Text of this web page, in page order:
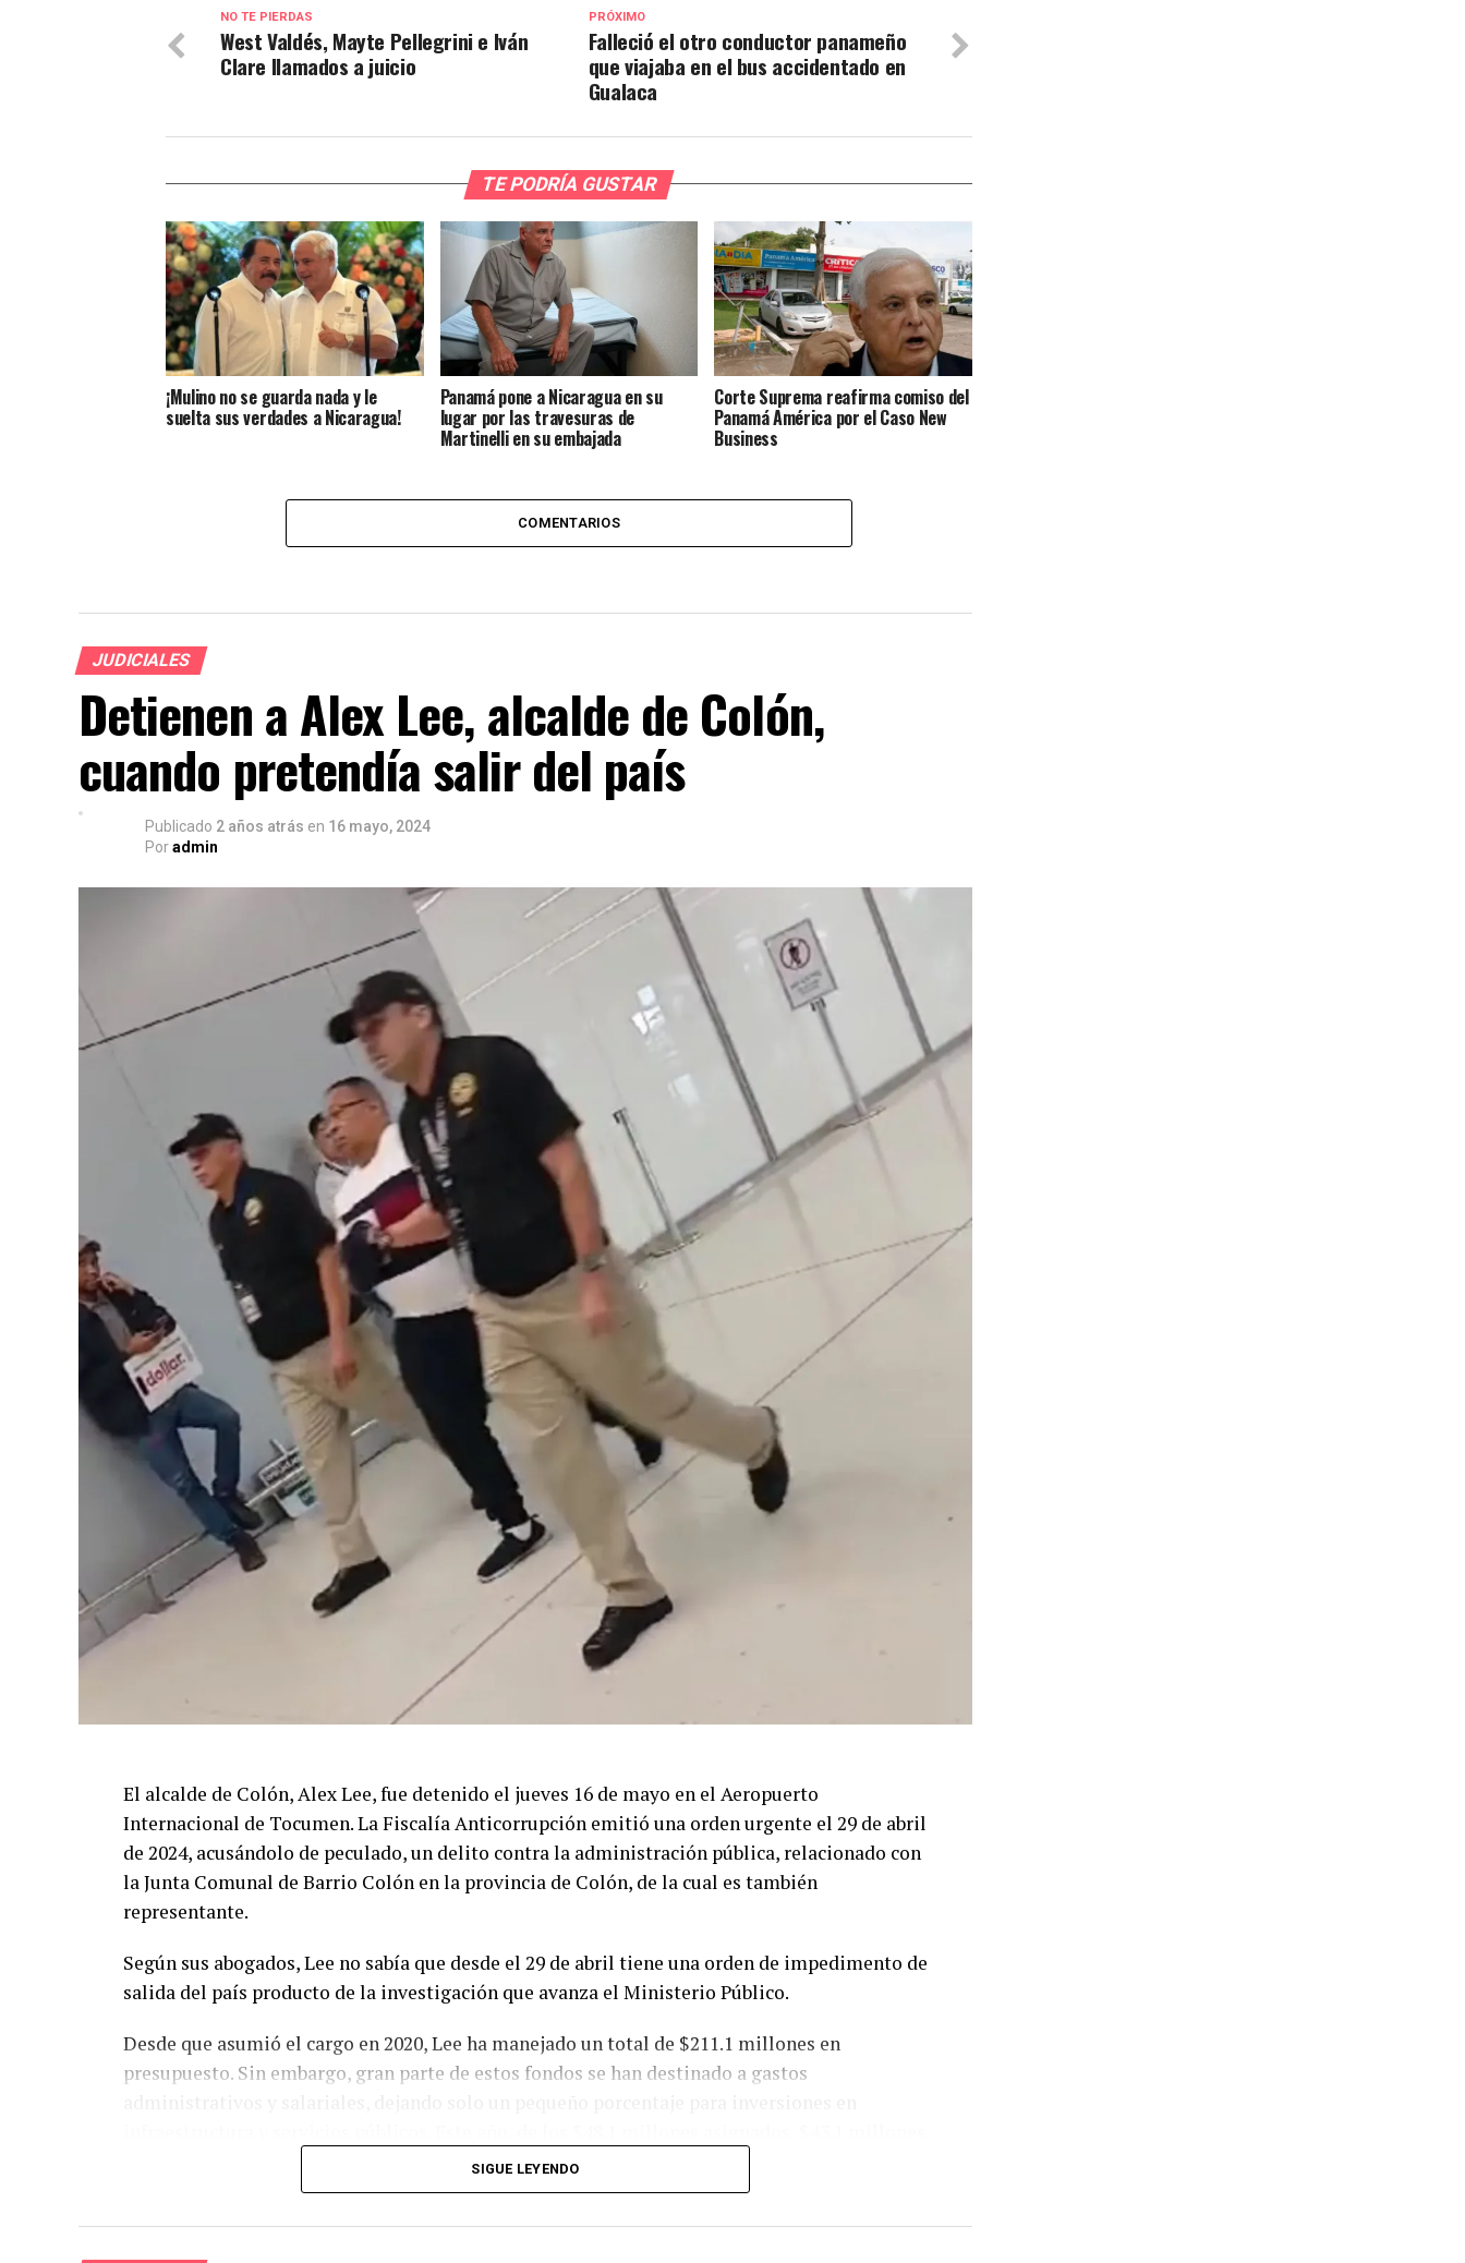
PRÓXIMO
Falleció el otro conductor panameño
que viajaba en el bus accidentado en
Gualaca
NO TE PIERDAS
West Valdés, Mayte Pellegrini e Iván
Clare llamados a juicio
TE PODRÍA GUSTAR
¡Mulino no se guarda nada y le
suelta sus verdades a Nicaragua!
Panamá pone a Nicaragua en su
lugar por las travesuras de
Martinelli en su embajada
Corte Suprema reafirma comiso del
Panamá América por el Caso New
Business
COMENTARIOS
JUDICIALES
Detienen a Alex Lee, alcalde de Colón,
cuando pretendía salir del país
Publicado 2 años atrás en 16 mayo, 2024
Poradmin
El alcalde de Colón, Alex Lee, fue detenido el jueves 16 de mayo en el Aeropuerto
Internacional de Tocumen. La Fiscalía Anticorrupción emitió una orden urgente el 29 de abril
de 2024, acusándolo de peculado, un delito contra la administración pública, relacionado con
la Junta Comunal de Barrio Colón en la provincia de Colón, de la cual es también
representante.
Según sus abogados, Lee no sabía que desde el 29 de abril tiene una orden de impedimento de
salida del país producto de la investigación que avanza el Ministerio Público.
Desde que asumió el cargo en 2020, Lee ha manejado un total de $211.1 millones en
presupuesto. Sin embargo, gran parte de estos fondos se han destinado a gastos
se destinaron a funcionamiento y solo $4.9 millones a inversiones.
SIGUE LEYENDO